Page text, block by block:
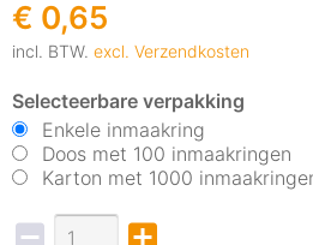
€ 0,65
incl. BTW. excl. Verzendkosten
Selecteerbare verpakking
Enkele inmaakring
Doos met 100 inmaakringen
Karton met 1000